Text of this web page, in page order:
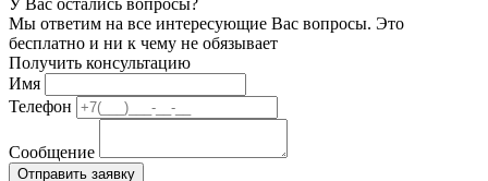
Мы ответим на все интересующие Вас вопросы. Это
бесплатно и ни к чему не обязывает
Получить консультацию
Имя
Телефон
Сообщение